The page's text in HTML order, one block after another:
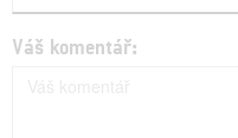
Váš komentář: